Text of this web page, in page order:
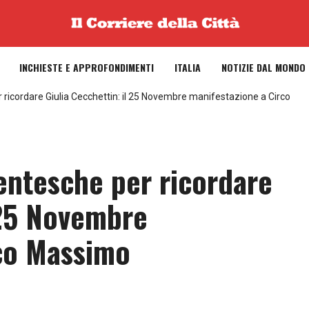
INCHIESTE E APPROFONDIMENTI ITALIA NOTIZIE DAL MONDO
Giulia Cecchettin: il 25 Novembre manifestazione a Circo
per ricordare
Novembre
Massimo